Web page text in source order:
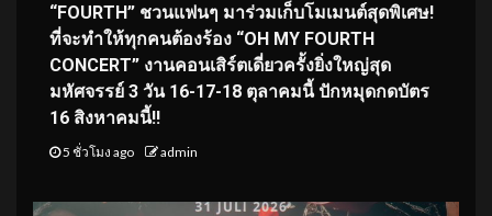
“FOURTH” ชวนแฟนๆ มาร่วมเก็บโมเมนต์สุดพิเศษ!
ที่จะทำให้ทุกคนต้องร้อง “OH MY FOURTH
CONCERT” งานคอนเสิร์ตเดี่ยวครั้งยิ่งใหญ่สุด
มหัศจรรย์ 3 วัน 16-17-18 ตุลาคมนี้ ปักหมุดกดบัตร
16 สิงหาคมนี้!!
5 ชั่วโมง ago admin